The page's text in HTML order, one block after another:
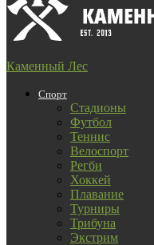
Каменный Лес
Спорт
Стадионы
Футбол
Теннис
Велоспорт
Регби
Хоккей
Плавание
Турниры
Трибуна
Экстрим